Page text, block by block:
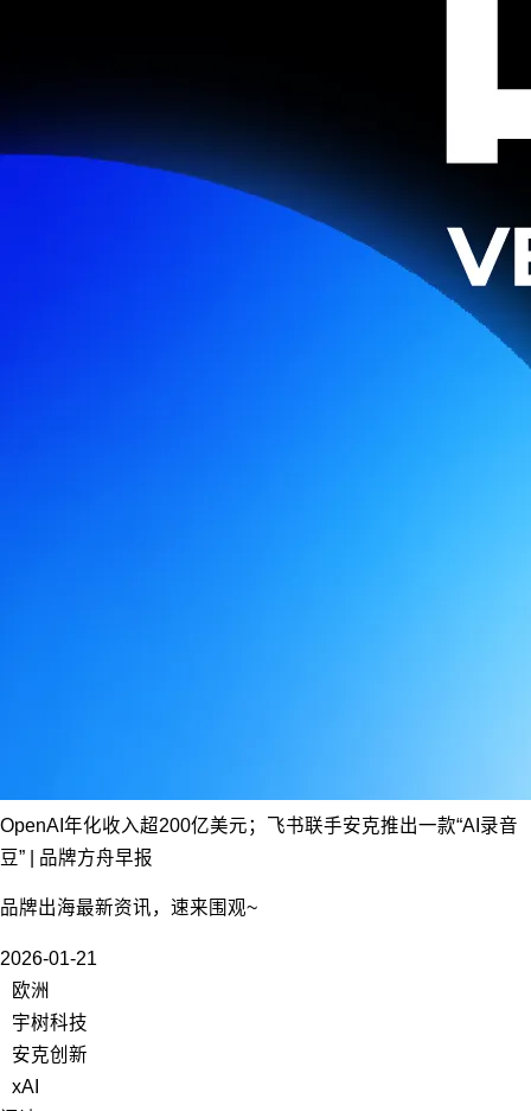
OpenAI年化收入超200亿美元；飞书联手安克推出一款“AI录音
豆” | 品牌方舟早报
品牌出海最新资讯，速来围观~
2026-01-21
欧洲
宇树科技
安克创新
xAI